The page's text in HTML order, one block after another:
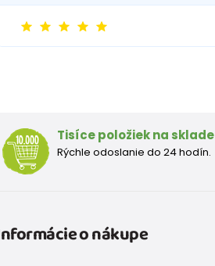
Tisíce položiek na sklade
Rýchle odoslanie do 24 hodín.
o nákupe